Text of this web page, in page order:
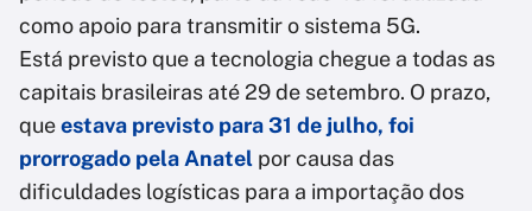
como apoio para transmitir o sistema 5G.
Está previsto que a tecnologia chegue a todas as
capitais brasileiras até 29 de setembro. O prazo,
queestava previsto para 31 de julho, foi
prorrogado pela Anatel por causa das
dificuldades logísticas para a importação dos